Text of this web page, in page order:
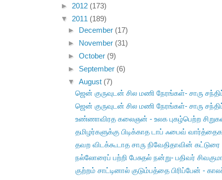
► 2012 (173)
▼ 2011 (189)
►
December (17)
►
November (31)
►October (9)
► September (6)
▼August (7)
ஜென் குருவுடன் சில மணி நேரங்கள்- சாரு
ஜென் குருவுடன் சில மணி நேரங்கள்- சாரு
உண்ணாவிரத கலைஞன் - உலக புகழ்பெற்ற
தமிழர்களுக்கு பிடிக்காத டாப் ஃபைவ்
தவற விடக்கூடாத சாரு நிவேதிதாவின் கட்டுரை
நல்லோரைப் பற்றி பேசுதல் நன்று- பதிவர்
குற்றம் சாட்டினால் குடும்பத்தை பிரிப்பேன் -